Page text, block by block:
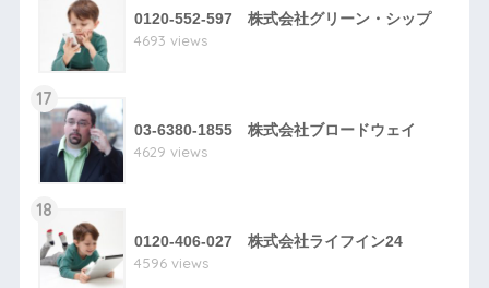
0120-552-597 株式会社グリーン・シップ
4693 views
17
03-6380-1855 株式会社ブロードウェイ
4629 views
18
0120-406-027 株式会社ライフイン24
4596 views